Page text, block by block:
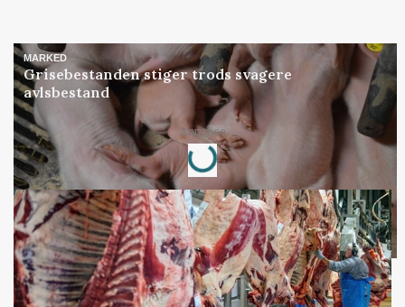
MARKED
Grisebestanden stiger trods svagere
avlsbestand
Annonce
Loading...